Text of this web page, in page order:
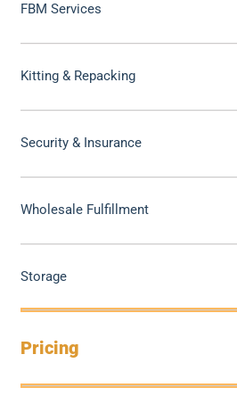
FBM Services
Kitting & Repacking
Security & Insurance
Wholesale Fulfillment
Storage
Pricing